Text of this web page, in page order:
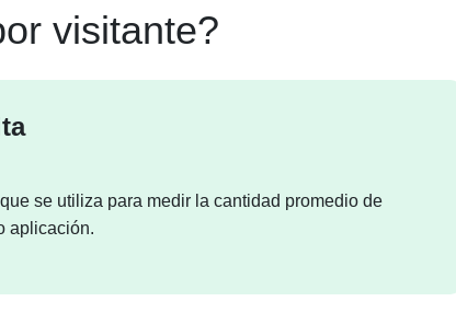
visitante?
se utiliza para medir la cantidad promedio de
aplicación.